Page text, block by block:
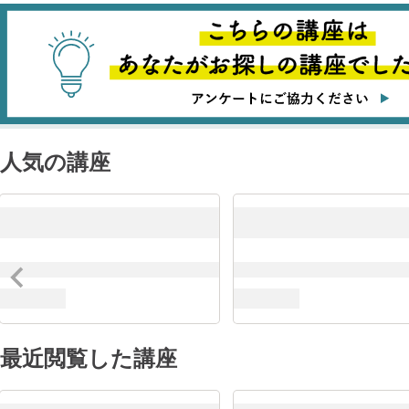
人気の講座
最近閲覧した講座
ソフトウェア開
クラウドイ